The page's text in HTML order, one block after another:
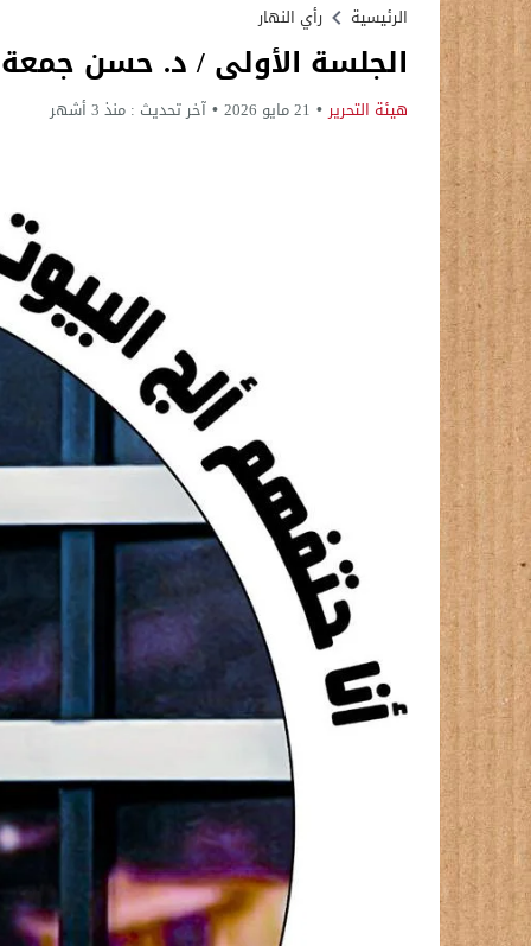
العراق: لا تهديد على الحدود مع سوريا
بينهم ضابطان.. توقيف أربعة منتسبين
نفوق جماعي”.. تحذير من كارثة بيئية
العلاج بعد المرض مكلف”..رئيس الوزراء
الرئيسية رأي النهار
الجلسة الأولى / د. حسن جمعة
هيئة التحرير 21 مايو 2026 آخر تحديث : منذ 3 أشهر